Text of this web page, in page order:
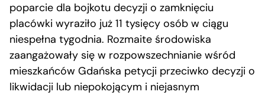
poparcie dla bojkotu decyzji o zamknięciu
placówki wyraziło już 11 tysięcy osób w ciągu
niespełna tygodnia. Rozmaite środowiska
zaangażowały się w rozpowszechnianie wśród
mieszkańców Gdańska petycji przeciwko decyzji o
likwidacji lub niepokojącym i niejasnym